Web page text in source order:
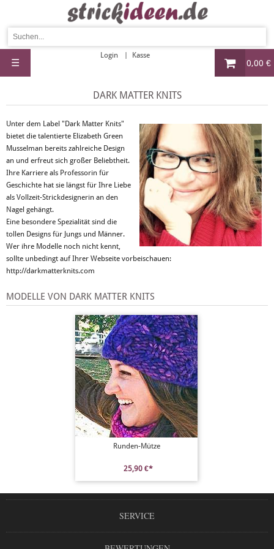
0,00 €
Login Kasse
☰
DARK MATTER KNITS
Unter dem Label "Dark Matter Knits"
bietet die talentierte Elizabeth Green
Musselman bereits zahlreiche Design
an und erfreut sich großer Beliebtheit.
Ihre Karriere als Professorin für
Geschichte hat sie längst für Ihre Liebe
als Vollzeit-Strickdesignerin an den
Nagel gehängt.
Eine besondere Spezialität sind die
tollen Designs für Jungs und Männer.
Wer ihre Modelle noch nicht kennt,
sollte unbedingt auf Ihrer Webseite vorbeischauen:
http://darkmatterknits.com
MODELLE VON DARK MATTER KNITS
Runden-Mütze
25,90 €*
SERVICE